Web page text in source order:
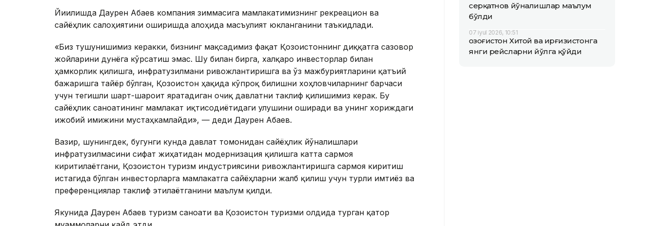
Йиғилишда Даурен Абаев компания зиммасига мамлакатимизнинг рекреацион ва
сайёҳлик салоҳиятини оширишда алоҳида масъулият юкланганини таъкидлади.
«Биз тушунишимиз керакки, бизнинг мақсадимиз фақат Қозоғистоннинг диққатга сазовор
жойларини дунёга кўрсатиш эмас. Шу билан бирга, халқаро инвесторлар билан
ҳамкорлик қилишга, инфратузилмани ривожлантиришга ва ўз мажбуриятларини қатъий
бажаришга тайёр бўлган, Қозоғистон ҳақида кўпроқ билишни хоҳловчиларнинг барчаси
учун тегишли шарт-шароит яратадиган очиқ давлатни таклиф қилишимиз керак. Бу
сайёҳлик саноатининг мамлакат иқтисодиётидаги улушини оширади ва унинг хориждаги
ижобий имижини мустаҳкамлайди», — деди Даурен Абаев.
Вазир, шунингдек, бугунги кунда давлат томонидан сайёҳлик йўналишлари
инфратузилмасини сифат жиҳатидан модернизация қилишга катта сармоя
киритилаётгани, Қозоғистон туризм индустриясини ривожлантиришга сармоя киритиш
истагида бўлган инвесторларга мамлакатга сайёҳларни жалб қилиш учун турли имтиёз ва
преференциялар таклиф этилаётганини маълум қилди.
Якунида Даурен Абаев туризм саноати ва Қозоғистон туризми олдида турган қатор
серқатнов йўналишлар маълум
бўлди
07 iyul 2026, 10:51
Қозоғистон Хитой ва Қирғизистонга
янги рейсларни йўлга қўйди